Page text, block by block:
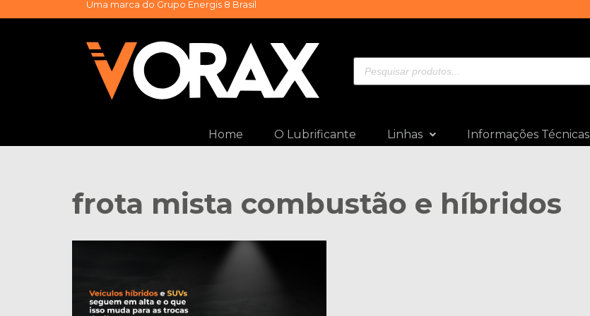
Uma marca do Grupo Energis 8 Brasil
Home O Lubrificante Linhas Informações Técnicas
frota mista combustão e híbridos